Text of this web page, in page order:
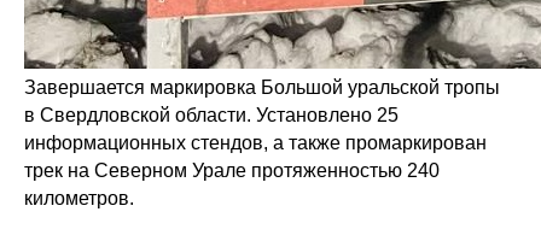
Завершается маркировка Большой уральской тропы
в Свердловской области. Установлено 25
информационных стендов, а также промаркирован
трек на Северном Урале протяженностью 240
километров.